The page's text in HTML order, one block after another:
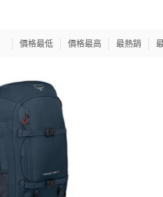
價格最低 價格最高 最熱銷